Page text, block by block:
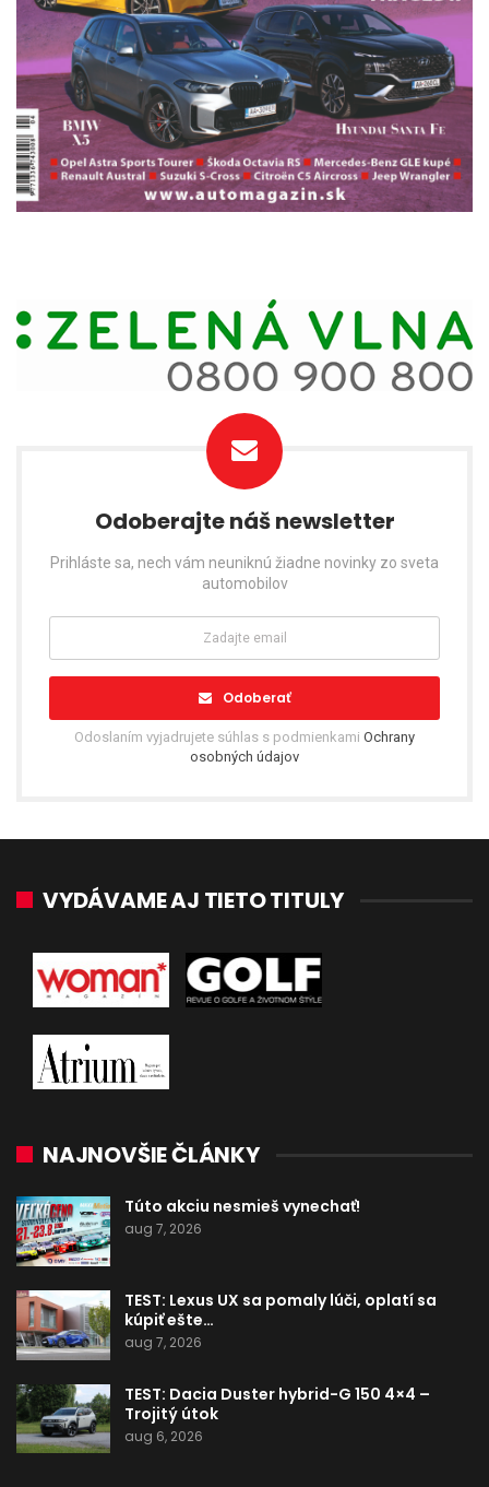
Odoberajte náš newsletter
Prihláste sa, nech vám neuniknú žiadne novinky zo sveta
automobilov
Odoberať
Odoslaním vyjadrujete súhlas s podmienkami Ochrany
osobných údajov
VYDÁVAME AJ TIETO TITULY
NAJNOVŠIE ČLÁNKY
Túto akciu nesmieš vynechať!
aug 7, 2026
TEST: Lexus UX sa pomaly lúči, oplatí sa
kúpiť ešte…
aug 7, 2026
TEST: Dacia Duster hybrid-G 150 4×4 –
Trojitý útok
aug 6, 2026